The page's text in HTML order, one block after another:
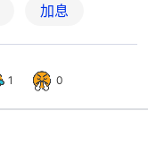
加息
1 0